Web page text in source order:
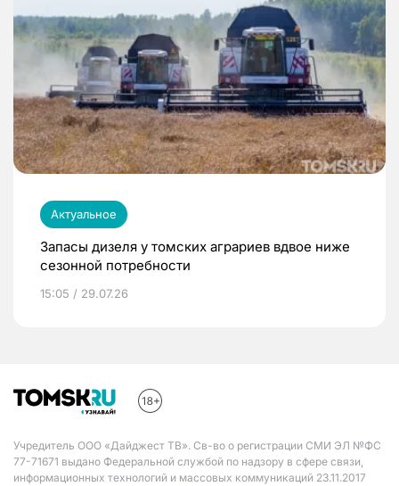
Актуальное
Запасы дизеля у томских аграриев вдвое ниже
сезонной потребности
15:05 / 29.07.26
Учредитель ООО «Дайджест ТВ». Св-во о регистрации СМИ ЭЛ №ФС
77-71671 выдано Федеральной службой по надзору в сфере связи,
информационных технологий и массовых коммуникаций 23.11.2017